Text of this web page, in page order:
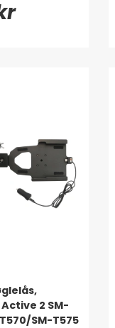
2 SM-
SM-T575